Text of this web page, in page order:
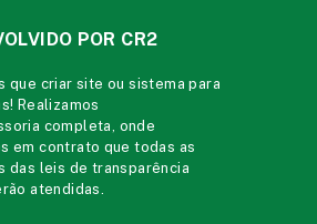
POR CR2
que criar site ousistema para
! Realizamos
completa, onde
em contrato que todas as
das leis de transparência
atendidas.